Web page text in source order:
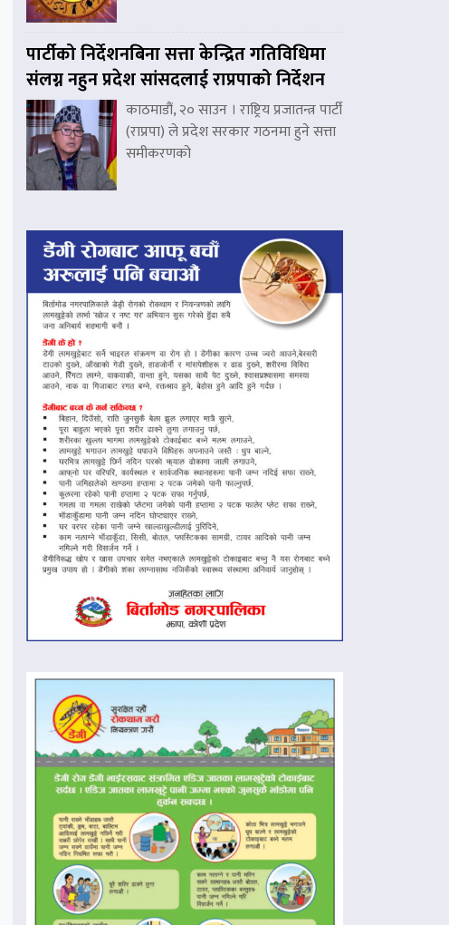
पार्टीको निर्देशनबिना सत्ता केन्द्रित गतिविधिमा
संलग्न नहुन प्रदेश सांसदलाई राप्रपाको निर्देशन
काठमाडौं, २० साउन । राष्ट्रिय प्रजातन्त्र पार्टी
(राप्रपा) ले प्रदेश सरकार गठनमा हुने सत्ता
समीकरणको